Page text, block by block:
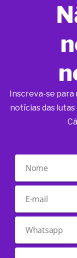
Inscreva-se para
notícias das lutas